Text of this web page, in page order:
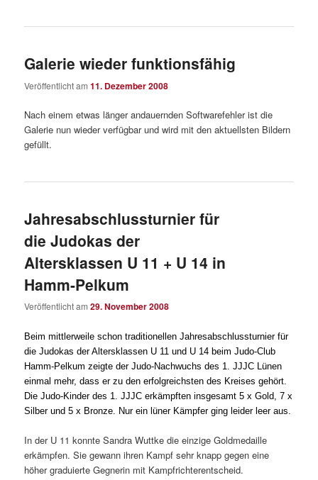
Galerie wieder funktionsfähig
Veröffentlicht am11. Dezember 2008
Nach einem etwas länger andauernden Softwarefehler ist die
Galerie nun wieder verfügbar und wird mit den aktuellsten Bildern
gefüllt.
Jahresabschlussturnier für
die Judokas der
Altersklassen U 11 + U 14 in
Hamm-Pelkum
Veröffentlicht am29. November 2008
Beim mittlerweile schon traditionellen Jahresabschlussturnier für
die Judokas der Altersklassen U 11 und U 14 beim Judo-Club
Hamm-Pelkum zeigte der Judo-Nachwuchs des 1. JJJC Lünen
einmal mehr, dass er zu den erfolgreichsten des Kreises gehört.
Die Judo-Kinder des 1. JJJC erkämpften insgesamt 5 x Gold, 7 x
Silber und 5 x Bronze. Nur ein lüner Kämpfer ging leider leer aus.
In der U 11 konnte Sandra Wuttke die einzige Goldmedaille
erkämpfen. Sie gewann ihren Kampf sehr knapp gegen eine
höher graduierte Gegnerin mit Kampfrichterentscheid.